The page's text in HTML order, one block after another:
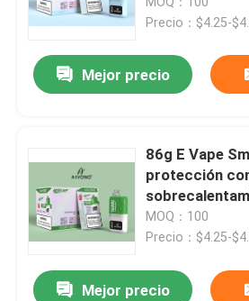
de
Precio：$4.25-
Mejor precio
86g E Vape
protección
bobina de
MOQ：100
Precio：$4.25-
Mejor precio